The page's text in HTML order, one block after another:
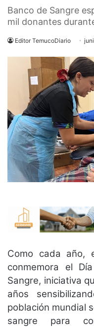
Banco de Sangre
mil donantes
Editor TemucoDiario
Como cada año,
conmemora el
Sangre, iniciativa
años
población mundial
sangre para